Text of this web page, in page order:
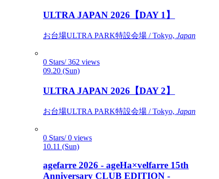
ULTRA JAPAN 2026【DAY 1】
お台場ULTRA PARK特設会場 / Tokyo, Japan
0 Stars/ 362 views
09.20 (Sun)
ULTRA JAPAN 2026【DAY 2】
お台場ULTRA PARK特設会場 / Tokyo, Japan
0 Stars/ 0 views
10.11 (Sun)
agefarre 2026 - ageHa×velfarre 15th
Anniversary CLUB EDITION -